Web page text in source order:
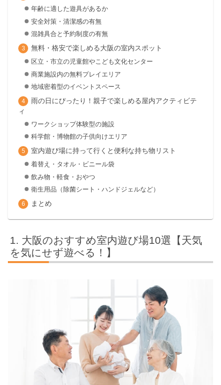
年齢に適した遊具があるか
安全対策・清潔感の有無
混雑具合と予約制度の有無
無料・格安で楽しめる大阪の室内スポット
区立・市立の児童館やこども文化センター
商業施設内の無料プレイエリア
地域密着型のイベントスペース
雨の日にぴったり！親子で楽しめる屋内アクティビテ
ィ
ワークショップ体験型の施設
科学館・博物館の子供向けエリア
室内遊び場に持って行くと便利な持ち物リスト
着替え・タオル・ビニール袋
飲み物・軽食・おやつ
衛生用品（除菌シート・ハンドジェルなど）
まとめ
大阪のおすすめ室内遊び場10選【天気
を気にせず遊べる！】